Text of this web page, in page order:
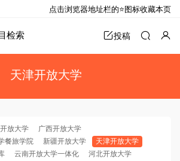
检索 投稿
天津开放大学
放大学
广西开放大学
餐旅学院
新疆开放大学
天津开放大学
云南开放大学一体化
河北开放大学
点击浏览器地址栏的⭐图标收藏本页